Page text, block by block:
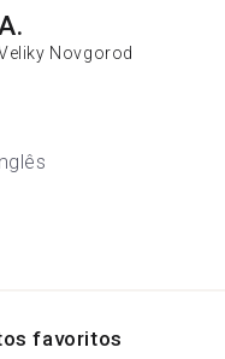
Novgorod
favoritos